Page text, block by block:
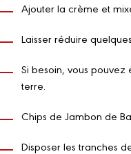
Ajouter la crème et
Laisser réduire
Si besoin, vous
terre.
Chips de Jambon de
Disposer les tranches